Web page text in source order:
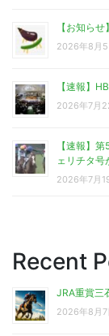
【お知ら
2026年8月5
【速報】
2026年7月
【速報】
ェリチタ号
2026年7月
Recent
JRA重賞三
2026年8月7